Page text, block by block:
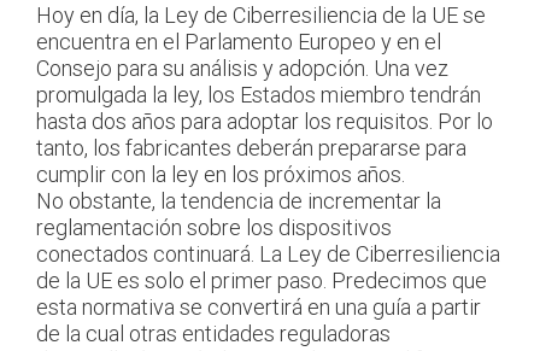
Hoy en día, la Ley de Ciberresiliencia de la UE se
encuentra en el Parlamento Europeo y en el
Consejo para su análisis y adopción. Una vez
promulgada la ley, los Estados miembro tendrán
hasta dos años para adoptar los requisitos. Por lo
tanto, los fabricantes deberán prepararse para
cumplir con la ley en los próximos años.
No obstante, la tendencia de incrementar la
reglamentación sobre los dispositivos
conectados continuará. La Ley de Ciberresiliencia
de la UE es solo el primer paso. Predecimos que
esta normativa se convertirá en una guía a partir
de la cual otras entidades reguladoras